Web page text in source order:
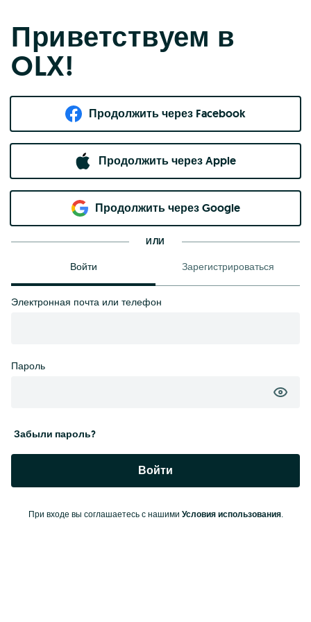
Приветствуем в
OLX!
Продолжить через Facebook
Продолжить через Apple
Продолжить через Google
ИЛИ
Войти Зарегистрироваться
Электронная почта или телефон
Пароль
Забыли пароль?
Войти
При входе вы соглашаетесь с нашими Условия использования.